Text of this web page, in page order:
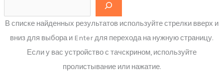
В списке найденных результатов используйте стрелки вверх и
вниз для выбора и Enter для перехода на нужную страницу.
Если у вас устройство с тачскрином, используйте
пролистывание или нажатие.